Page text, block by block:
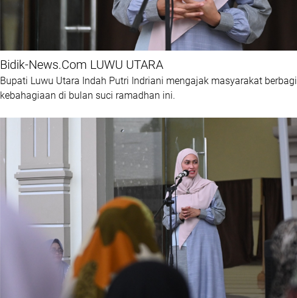
Bidik-News.Com LUWU UTARA
Bupati Luwu Utara Indah Putri Indriani mengajak masyarakat berbagi
kebahagiaan di bulan suci ramadhan ini.